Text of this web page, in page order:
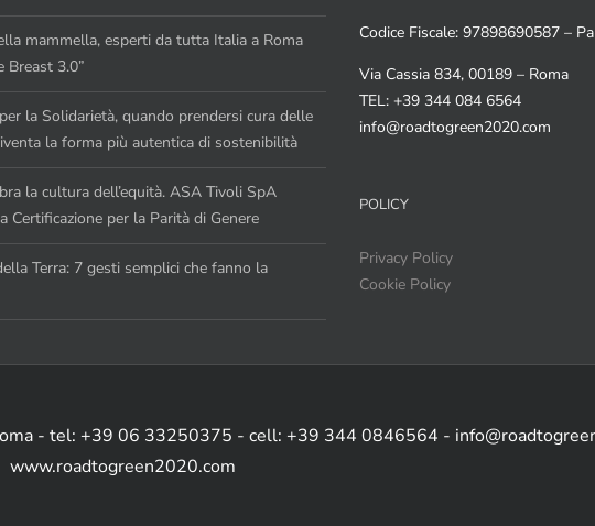
mammella, esperti da tutta Italia a Roma
Breast 3.0”
la Solidarietà, quando prendersi cura delle
la forma più autentica di sostenibilità
la cultura dell’equità. ASA Tivoli SpA
Certificazione per la Parità di Genere
Terra: 7 gesti semplici che fanno la
Codice Fiscale: 97898690587 –
Via Cassia 834, 00189 – Roma
TEL: +39 344 084 6564
info@roadtogreen2020.com
POLICY
Privacy Policy
Cookie Policy
- tel: +39 06 33250375 - cell: +39 344 0846564 -
www.roadtogreen2020.com